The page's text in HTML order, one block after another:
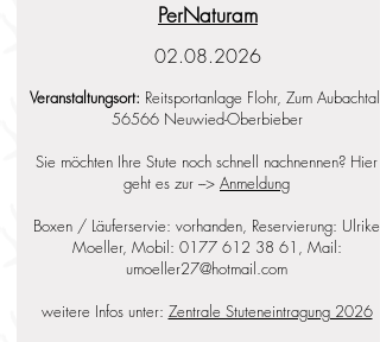
PerNaturam
02.08.2026
Veranstaltungsort: Reitsportanlage Flohr, Zum Aubachtal,
56566 Neuwied-Oberbieber
Sie möchten Ihre Stute noch schnell nachnennen? Hier
geht es zur ---> Anmeldung
Boxen / Läuferservie: vorhanden, Reservierung: Ulrike
Moeller, Mobil: 0177 612 38 61 , Mail:
umoeller27@hotmail.com
weitere Infos unter: Zentrale Stuteneintragung 2026